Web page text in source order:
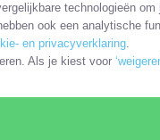
technologieën
ook een analytische
en privacyverklaring.
Als je kiest voor
rol